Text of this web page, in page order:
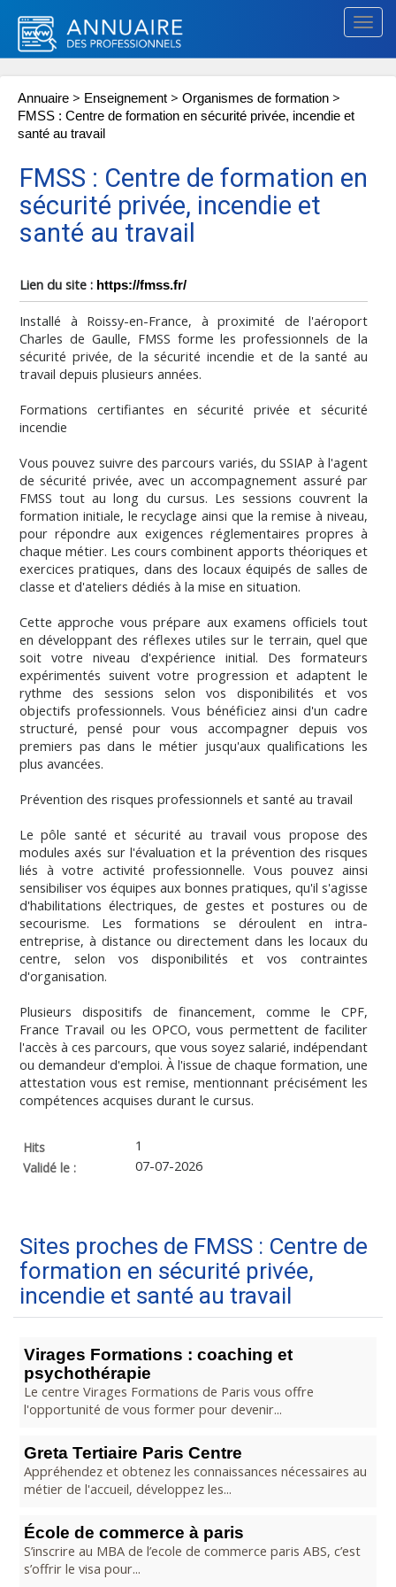
Annuaire > Enseignement > Organismes de formation >
FMSS : Centre de formation en sécurité privée, incendie et
santé au travail
FMSS : Centre de formation en
sécurité privée, incendie et
santé au travail
Lien du site : https://fmss.fr/
Installé à Roissy-en-France, à proximité de l'aéroport
Charles de Gaulle, FMSS forme les professionnels de la
sécurité privée, de la sécurité incendie et de la santé au
travail depuis plusieurs années.
Formations certifiantes en sécurité privée et sécurité
incendie
Vous pouvez suivre des parcours variés, du SSIAP à l'agent
de sécurité privée, avec un accompagnement assuré par
FMSS tout au long du cursus. Les sessions couvrent la
formation initiale, le recyclage ainsi que la remise à niveau,
pour répondre aux exigences réglementaires propres à
chaque métier. Les cours combinent apports théoriques et
exercices pratiques, dans des locaux équipés de salles de
classe et d'ateliers dédiés à la mise en situation.
Cette approche vous prépare aux examens officiels tout
en développant des réflexes utiles sur le terrain, quel que
soit votre niveau d'expérience initial. Des formateurs
expérimentés suivent votre progression et adaptent le
rythme des sessions selon vos disponibilités et vos
objectifs professionnels. Vous bénéficiez ainsi d'un cadre
structuré, pensé pour vous accompagner depuis vos
premiers pas dans le métier jusqu'aux qualifications les
plus avancées.
Prévention des risques professionnels et santé au travail
Le pôle santé et sécurité au travail vous propose des
modules axés sur l'évaluation et la prévention des risques
liés à votre activité professionnelle. Vous pouvez ainsi
sensibiliser vos équipes aux bonnes pratiques, qu'il s'agisse
d'habilitations électriques, de gestes et postures ou de
secourisme. Les formations se déroulent en intra-
entreprise, à distance ou directement dans les locaux du
centre, selon vos disponibilités et vos contraintes
d'organisation.
Plusieurs dispositifs de financement, comme le CPF,
France Travail ou les OPCO, vous permettent de faciliter
l'accès à ces parcours, que vous soyez salarié, indépendant
ou demandeur d'emploi. À l'issue de chaque formation, une
attestation vous est remise, mentionnant précisément les
compétences acquises durant le cursus.
Hits
1
Validé le :
07-07-2026
Sites proches de FMSS : Centre de
formation en sécurité privée,
incendie et santé au travail
Virages Formations : coaching et
psychothérapie
Le centre Virages Formations de Paris vous offre
l'opportunité de vous former pour devenir...
Greta Tertiaire Paris Centre
Appréhendez et obtenez les connaissances nécessaires au
métier de l'accueil, développez les...
École de commerce à paris
S’inscrire au MBA de l’ecole de commerce paris ABS, c’est
s’offrir le visa pour...